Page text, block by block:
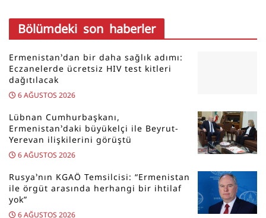
Bölümdeki son haberler
Ermenistan’dan bir daha sağlık adımı:
Eczanelerde ücretsiz HIV test kitleri
dağıtılacak
6 AĞUSTOS 2026
Lübnan Cumhurbaşkanı,
Ermenistan’daki büyükelçi ile Beyrut-
Yerevan ilişkilerini görüştü
6 AĞUSTOS 2026
Rusya’nın KGAÖ Temsilcisi: “Ermenistan
ile örgüt arasında herhangi bir ihtilaf
yok”
6 AĞUSTOS 2026